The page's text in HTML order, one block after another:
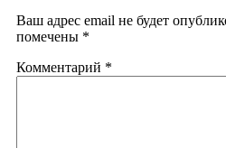
Ваш адрес email не будет
помечены *
Комментарий *